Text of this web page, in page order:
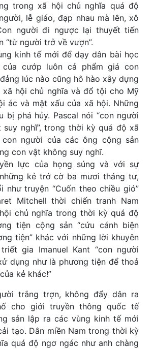
trong xã hội chủ nghĩa quá độ
lễ giáo, đạp nhau mà lên, xô
người đi ngược lại thuyết tiến
“từ người trở về vượn”.
kinh tế mới để dạy dân bài học
cướp luôn cả phẩm giá con
lúc nào cũng hô hào xây dựng
xã hội chủ nghĩa và đổ tội cho Mỹ
ác và mặt xấu của xã hội. Những
bị phá hủy. Pascal nói “con người
nghĩ”, trong thời kỳ quá độ xã
con người của các ông cộng sản
con vật không suy nghĩ.
lực của họng súng và với sự
kẻ trở cờ ba mươi tháng tư,
như truyện “Cuốn theo chiều gió”
Mitchell thời chiến tranh Nam
chủ nghĩa trong thời kỳ quá độ
tiện cộng sản “cứu cánh biện
tiện” khác với những lời khuyên
gia Imanuel Kant “con người
dụng như là phương tiện để thoả
kẻ khác!”
trắng trợn, không đẩy dân ra
cho giới truyền thông quốc tế
sản lập ra các vùng kinh tế mới
tạo. Dân miền Nam trong thời kỳ
quá độ ngơ ngác như anh chàng